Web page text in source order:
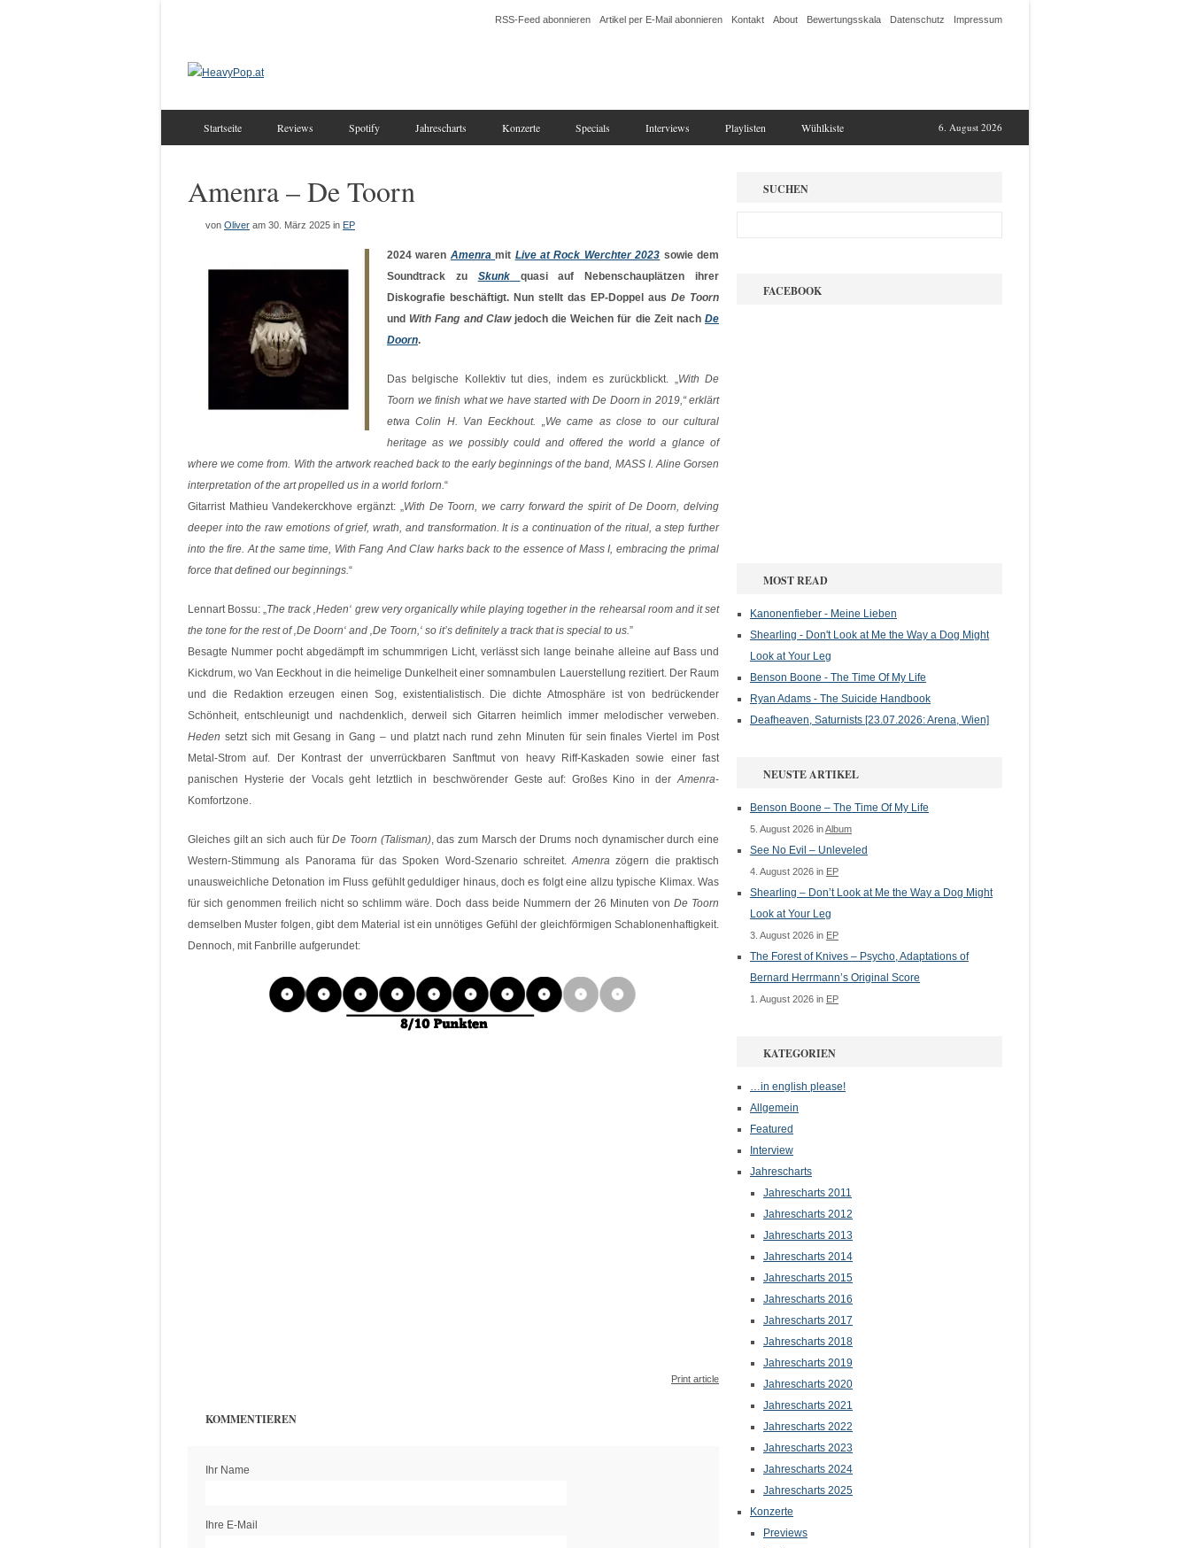
RSS-Feed abonnieren Artikel per E-Mail abonnieren Kontakt About Bewertungsskala Datenschutz Impressum
6. August 2026
Startseite Reviews Spotify Jahrescharts Konzerte Specials Interviews Playlisten Wühlkiste
Amenra – De Toorn
von Oliver am 30. März 2025 in EP
2024 waren Amenra mit Live at Rock Werchter 2023 sowie dem
Soundtrack zu Skunk
quasi auf Nebenschauplätzen ihrer
Diskografie beschäftigt. Nun stellt das EP-Doppel aus De Toorn
und With Fang and Clawjedoch die Weichen für die Zeit nachDe
Doorn.
Das belgische Kollektiv tut dies, indem es zurückblickt. „With De
Toorn we finish what we have started with De Doorn in 2019,“ erklärt
etwa Colin H. Van Eeckhout. „We came as close to our cultural
heritage as we possibly could and offered the world a glance of
where we come from. With the artwork reached back to the early beginnings of the band, MASS I. Aline Gorsen
interpretation of the art propelled us in a world forlorn.“
Gitarrist Mathieu Vandekerckhove ergänzt: „With De Toorn, we carry forward the spirit of De Doorn, delving
deeper into the raw emotions of grief, wrath, and transformation. It is a continuation of the ritual, a step further
into the fire. At the same time, With Fang And Claw harks back to the essence of Mass I, embracing the primal
force that defined our beginnings.“
Lennart Bossu: „The track ‚Heden‘ grew very organically while playing together in the rehearsal room and it set
the tone for the rest of ‚De Doorn‘ and ‚De Toorn,‘ so it’s definitely a track that is special to us.”
Besagte Nummer pocht abgedämpft im schummrigen Licht, verlässt sich lange beinahe alleine auf Bass und
Kickdrum, wo Van Eeckhout in die heimelige Dunkelheit einer somnambulen Lauerstellung rezitiert. Der Raum
und die Redaktion erzeugen einen Sog, existentialistisch. Die dichte Atmosphäre ist von bedrückender
Schönheit, entschleunigt und nachdenklich, derweil sich Gitarren heimlich immer melodischer verweben.
Heden setzt sich mit Gesang in Gang – und platzt nach rund zehn Minuten für sein finales Viertel im Post
Metal-Strom auf. Der Kontrast der unverrückbaren Sanftmut von heavy Riff-Kaskaden sowie einer fast
panischen Hysterie der Vocals geht letztlich in beschwörender Geste auf: Großes Kino in derAmenra-
Komfortzone.
Gleiches gilt an sich auch fürDe Toorn (Talisman), das zum Marsch der Drums noch dynamischer durch eine
Western-Stimmung als Panorama für das Spoken Word-Szenario schreitet.Amenra zögern die praktisch
unausweichliche Detonation im Fluss gefühlt geduldiger hinaus, doch es folgt eine allzu typische Klimax. Was
für sich genommen freilich nicht so schlimm wäre. Doch dass beide Nummern der 26 Minuten von De Toorn
demselben Muster folgen, gibt dem Material ist ein unnötiges Gefühl der gleichförmigen Schablonenhaftigkeit.
Dennoch, mit Fanbrille aufgerundet:
Print article
KOMMENTIEREN
Ihr Name
Ihre E-Mail
SUCHEN
FACEBOOK
MOST READ
Kanonenfieber - Meine Lieben
Shearling - Don't Look at Me the Way a Dog Might
Look at Your Leg
Benson Boone - The Time Of My Life
Ryan Adams - The Suicide Handbook
Deafheaven, Saturnists [23.07.2026: Arena, Wien]
NEUSTE ARTIKEL
Benson Boone – The Time Of My Life
5. August 2026 inAlbum
See No Evil – Unleveled
4. August 2026 in EP
Shearling – Don’t Look at Me the Way a Dog Might
Look at Your Leg
3. August 2026 in EP
The Forest of Knives – Psycho, Adaptations of
Bernard Herrmann’s Original Score
1. August 2026 in EP
KATEGORIEN
…in english please!
Allgemein
Featured
Interview
Jahrescharts
Jahrescharts 2011
Jahrescharts 2012
Jahrescharts 2013
Jahrescharts 2014
Jahrescharts 2015
Jahrescharts 2016
Jahrescharts 2017
Jahrescharts 2018
Jahrescharts 2019
Jahrescharts 2020
Jahrescharts 2021
Jahrescharts 2022
Jahrescharts 2023
Jahrescharts 2024
Jahrescharts 2025
Konzerte
Previews